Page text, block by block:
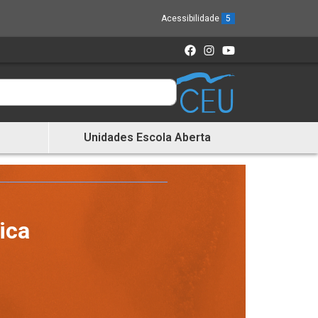
Acessibilidade 5
Unidades Escola Aberta